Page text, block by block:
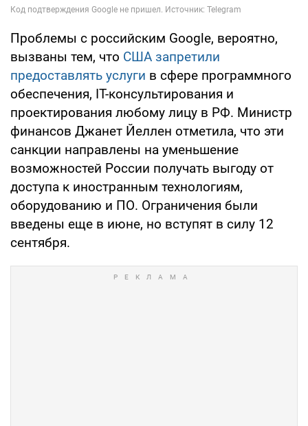
Проблемы с российским Google, вероятно,
вызваны тем, что США запретили
предоставлять услуги в сфере программного
обеспечения, IT-консультирования и
проектирования любому лицу в РФ. Министр
финансов Джанет Йеллен отметила, что эти
санкции направлены на уменьшение
возможностей России получать выгоду от
доступа к иностранным технологиям,
оборудованию и ПО. Ограничения были
введены еще в июне, но вступят в силу 12
сентября.